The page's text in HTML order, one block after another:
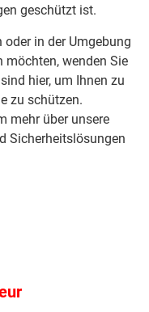
geschützt ist.
in der Umgebung
möchten, wenden Sie
hier, um Ihnen zu
zu schützen.
mehr über unsere
Sicherheitslösungen